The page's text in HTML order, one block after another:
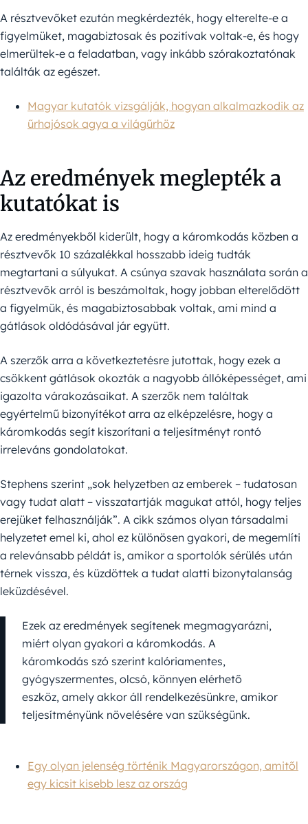
A résztvevőket ezután megkérdezték, hogy elterelte-e a
figyelmüket, magabiztosak és pozitívak voltak-e, és hogy
elmerültek-e a feladatban, vagy inkább szórakoztatónak
találták az egészet.
Magyar kutatók vizsgálják, hogyan alkalmazkodik az
űrhajósok agya a világűrhöz
Az eredmények meglepték a
kutatókat is
Az eredményekből kiderült, hogy a káromkodás közben a
résztvevők 10 százalékkal hosszabb ideig tudták
megtartani a súlyukat. A csúnya szavak használata során a
résztvevők arról is beszámoltak, hogy jobban elterelődött
a figyelmük, és magabiztosabbak voltak, ami mind a
gátlások oldódásával jár együtt.
A szerzők arra a következtetésre jutottak, hogy ezek a
csökkent gátlások okozták a nagyobb állóképességet, ami
igazolta várakozásaikat. A szerzők nem találtak
egyértelmű bizonyítékot arra az elképzelésre, hogy a
káromkodás segít kiszorítani a teljesítményt rontó
irreleváns gondolatokat.
Stephens szerint „sok helyzetben az emberek – tudatosan
vagy tudat alatt – visszatartják magukat attól, hogy teljes
erejüket felhasználják”. A cikk számos olyan társadalmi
helyzetet emel ki, ahol ez különösen gyakori, de megemlíti
a relevánsabb példát is, amikor a sportolók sérülés után
térnek vissza, és küzdöttek a tudat alatti bizonytalanság
leküzdésével.
Ezek az eredmények segítenek megmagyarázni,
miért olyan gyakori a káromkodás. A
káromkodás szó szerint kalóriamentes,
gyógyszermentes, olcsó, könnyen elérhető
eszköz, amely akkor áll rendelkezésünkre, amikor
teljesítményünk növelésére van szükségünk.
Egy olyan jelenség történik Magyarországon, amitől
egy kicsit kisebb lesz az ország